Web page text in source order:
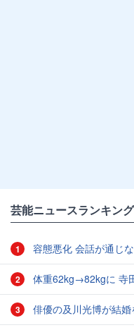
芸能ニュースランキング
1 容態悪化 会話が通じ
2 体重62kg→82kgに 寺
3 俳優の及川光博が結婚